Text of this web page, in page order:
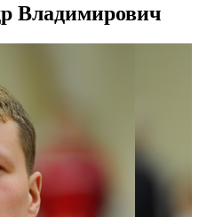
Владимирович